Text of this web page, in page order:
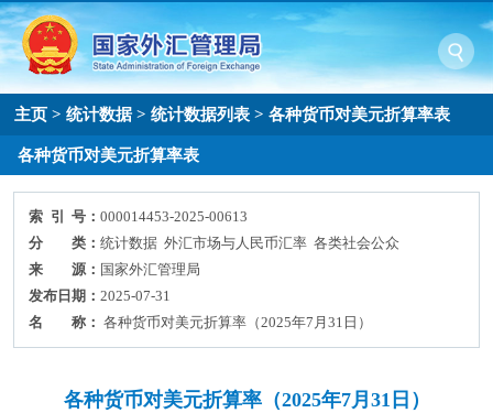
主页 >统计数据 >统计数据列表 >各种货币对美元折算率表
各种货币对美元折算率表
索 引 号：000014453-2025-00613
分 类：统计数据 外汇市场与人民币汇率 各类社会公众
来 源： 国家外汇管理局
发布日期：2025-07-31
名 称： 各种货币对美元折算率（2025年7月31日）
各种货币对美元折算率（2025年7月31日）